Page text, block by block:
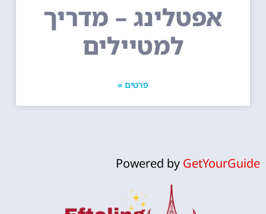
אפטלינג – מדריך
למטיילים
פרטים »
Powered by GetYourGuide